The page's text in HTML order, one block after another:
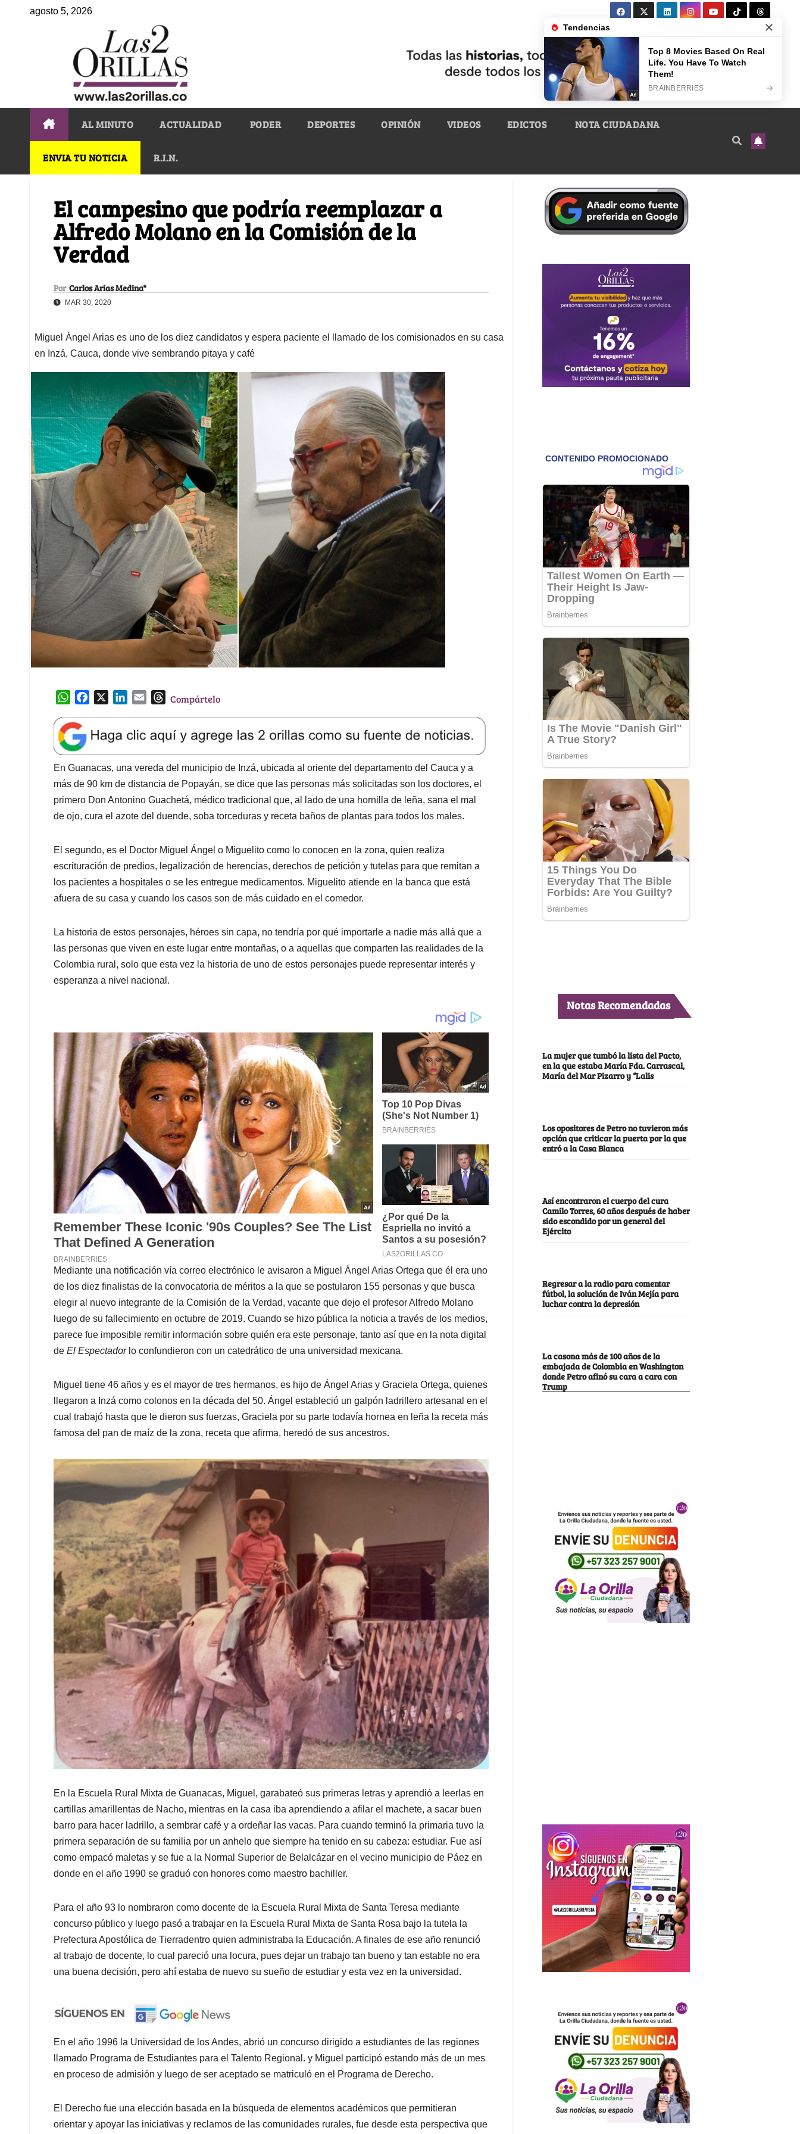
agosto 5, 2026
AL MINUTO ACTUALIDAD PODER DEPORTES OPINIÓN VIDEOS EDICTOS NOTA CIUDADANA
ENVIA TU NOTICIA R.I.N.
El campesino que podría reemplazar a
Alfredo Molano en la Comisión de la
Verdad
Por Carlos Arias Medina*
MAR 30, 2020
Miguel Ángel Arias es uno de los diez candidatos y espera paciente el llamado de los comisionados en su casa
en Inzá, Cauca, donde vive sembrando pitaya y café
W
a
t
s
A
p
p
e
b
o
o
k
k
e
d
I
n
l
T
e
a
d
s
Compártelo
En Guanacas, una vereda del municipio de Inzá, ubicada al oriente del departamento del Cauca y a
más de 90 km de distancia de Popayán, se dice que las personas más solicitadas son los doctores, el
primero Don Antonino Guachetá, médico tradicional que, al lado de una hornilla de leña, sana el mal
de ojo, cura el azote del duende, soba torceduras y receta baños de plantas para todos los males.
El segundo, es el Doctor Miguel Ángel o Miguelito como lo conocen en la zona, quien realiza
escrituración de predios, legalización de herencias, derechos de petición y tutelas para que remitan a
los pacientes a hospitales o se les entregue medicamentos. Miguelito atiende en la banca que está
afuera de su casa y cuando los casos son de más cuidado en el comedor.
La historia de estos personajes, héroes sin capa, no tendría por qué importarle a nadie más allá que a
las personas que viven en este lugar entre montañas, o a aquellas que comparten las realidades de la
Colombia rural, solo que esta vez la historia de uno de estos personajes puede representar interés y
esperanza a nivel nacional.
Mediante una notificación vía correo electrónico le avisaron a Miguel Ángel Arias Ortega que él era uno
de los diez finalistas de la convocatoria de méritos a la que se postularon 155 personas y que busca
elegir al nuevo integrante de la Comisión de la Verdad, vacante que dejo el profesor Alfredo Molano
luego de su fallecimiento en octubre de 2019. Cuando se hizo pública la noticia a través de los medios,
parece fue imposible remitir información sobre quién era este personaje, tanto así que en la nota digital
de El Espectadorlo confundieron con un catedrático de una universidad mexicana.
Miguel tiene 46 años y es el mayor de tres hermanos, es hijo de Ángel Arias y Graciela Ortega, quienes
llegaron a Inzá como colonos en la década del 50. Ángel estableció un galpón ladrillero artesanal en el
cual trabajó hasta que le dieron sus fuerzas, Graciela por su parte todavía hornea en leña la receta más
famosa del pan de maíz de la zona, receta que afirma, heredó de sus ancestros.
En la Escuela Rural Mixta de Guanacas, Miguel, garabateó sus primeras letras y aprendió a leerlas en
cartillas amarillentas de Nacho, mientras en la casa iba aprendiendo a afilar el machete, a sacar buen
barro para hacer ladrillo, a sembrar café y a ordeñar las vacas. Para cuando terminó la primaria tuvo la
primera separación de su familia por un anhelo que siempre ha tenido en su cabeza: estudiar. Fue así
como empacó maletas y se fue a la Normal Superior de Belalcázar en el vecino municipio de Páez en
donde en el año 1990 se graduó con honores como maestro bachiller.
Para el año 93 lo nombraron como docente de la Escuela Rural Mixta de Santa Teresa mediante
concurso público y luego pasó a trabajar en la Escuela Rural Mixta de Santa Rosa bajo la tutela la
Prefectura Apostólica de Tierradentro quien administraba la Educación. A finales de ese año renunció
al trabajo de docente, lo cual pareció una locura, pues dejar un trabajo tan bueno y tan estable no era
una buena decisión, pero ahí estaba de nuevo su sueño de estudiar y esta vez en la universidad.
En el año 1996 la Universidad de los Andes, abrió un concurso dirigido a estudiantes de las regiones
llamado Programa de Estudiantes para el Talento Regional. y Miguel participó estando más de un mes
en proceso de admisión y luego de ser aceptado se matriculó en el Programa de Derecho.
El Derecho fue una elección basada en la búsqueda de elementos académicos que permitieran
orientar y apoyar las iniciativas y reclamos de las comunidades rurales, fue desde esta perspectiva que
Notas Recomendadas
La mujer que tumbó la lista del Pacto,
en la que estaba María Fda. Carrascal,
María del Mar Pizarro y “Lalis
Los opositores de Petro no tuvieron más
opción que criticar la puerta por la que
entró a la Casa Blanca
Así encontraron el cuerpo del cura
Camilo Torres, 60 años después de haber
sido escondido por un general del
Ejército
Regresar a la radio para comentar
fútbol, la solución de Iván Mejía para
luchar contra la depresión
La casona más de 100 años de la
embajada de Colombia en Washington
donde Petro afinó su cara a cara con
Trump